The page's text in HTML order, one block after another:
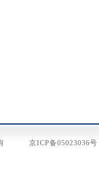
京ICP备05023036号